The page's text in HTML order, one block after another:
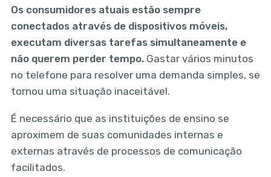
Os consumidores atuais estão sempre
conectados através de dispositivos móveis,
executam diversas tarefas simultaneamente e
não querem perder tempo.Gastar vários minutos
no telefone para resolver uma demanda simples, se
tornou uma situação inaceitável.
É necessário que as instituições de ensino se
aproximem de suas comunidades internas e
externas através de processos de comunicação
facilitados.